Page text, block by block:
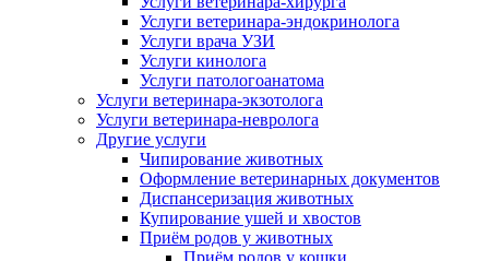
Услуги ветеринара-эндокринолога
Услуги врача УЗИ
Услуги кинолога
Услуги патологоанатома
Услуги ветеринара-экзотолога
Услуги ветеринара-невролога
Другие услуги
Чипирование животных
Оформление ветеринарных документов
Диспансеризация животных
Купирование ушей и хвостов
Приём родов у животных
Приём родов у кошки